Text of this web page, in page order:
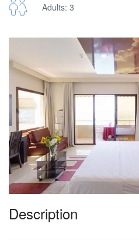
Adults: 3
Description